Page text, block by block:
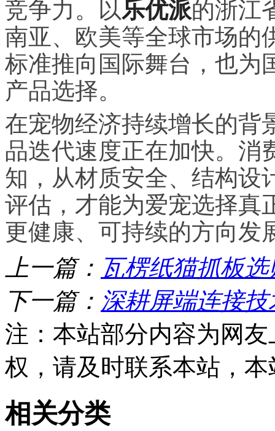
竞争力。以乐优派的浙江
南亚、欧美等全球市场的
标准推向国际舞台，也为
产品选择。
在宠物经济持续增长的背
品迭代速度正在加快。消
知，从材质安全、结构设
评估，才能为爱宠选择真
更健康、可持续的方向发
上一篇： 瓦楞纸猫抓板
下一篇： 深耕屏端连接
注：本站部分内容为网
权，请及时联系本站，
相关分类